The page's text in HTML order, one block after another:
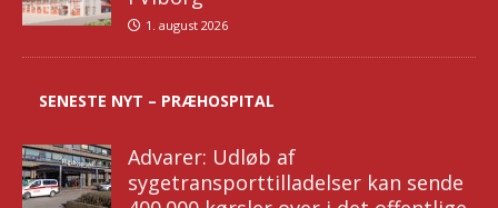
1. august 2026
SENESTE NYT – PRÆHOSPITAL
Advarer: Udløb af
sygetransporttilladelser kan sende